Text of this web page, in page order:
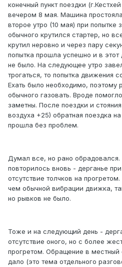
конечный пункт поездки
вечером 8 мая. Машина
второе утро (10 мая) при попытке
обычного крутился стартер, но
крутил неровно и через пару
попытка прошла успешно и в этот
не было. На следующее утро
трогаться, то попытка движения
Ехать было необходимо, поэтому
обычного газовать. Вроде
заметны. После поездки и
воздуха +25) обратная поездка
прошла без проблем.
Думал все, но рано обрадовался.
повторилось вновь - дерганье
отсутствие толчков на
чем обычной вибрации движка,
но рывков не было.
Тоже и на следующий день -
отсутствие оного, но с более
прогретом. Обращение в местный
дало (это тема отдельного